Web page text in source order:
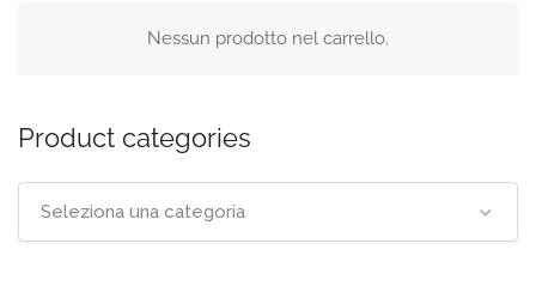
Nessun prodotto nel carrello.
Product categories
Seleziona una categoria